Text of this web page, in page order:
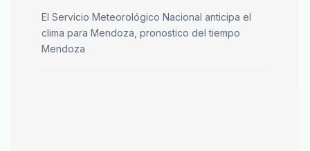
El Servicio Meteorológico Nacional anticipa el
clima para Mendoza, pronostico del tiempo
Mendoza